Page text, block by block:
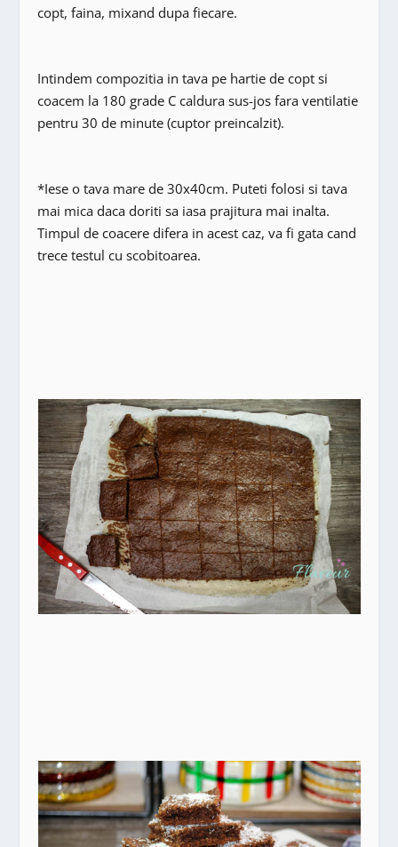
copt, faina, mixand dupa fiecare.
Intindem compozitia in tava pe hartie de copt si
coacem la 180 grade C caldura sus-jos fara ventilatie
pentru 30 de minute (cuptor preincalzit).
*Iese o tava mare de 30x40cm. Puteti folosi si tava
mai mica daca doriti sa iasa prajitura mai inalta.
Timpul de coacere difera in acest caz, va fi gata cand
trece testul cu scobitoarea.